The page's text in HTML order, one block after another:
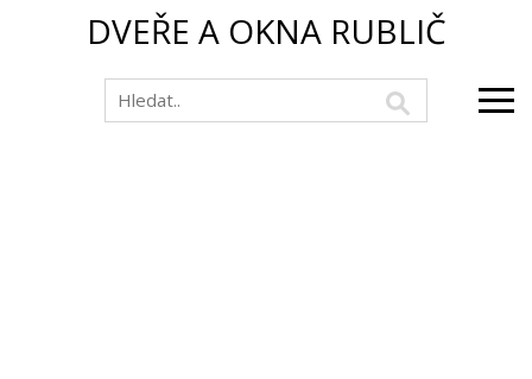
DVEŘE A OKNA RUBLIČ